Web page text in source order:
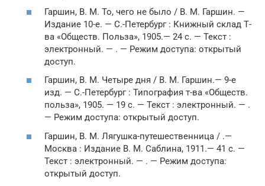
Гаршин, В. М. То, чего не было / В. М. Гаршин. —
Издание 10-е. — С.-Петербург : Книжный склад Т-
ва «Обществ. Польза», 1905.— 24 с. — Текст :
электронный. — . — Режим доступа: открытый
доступ.
Гаршин, В. М. Четыре дня / В. М. Гаршин.— 9-е
изд. — С.-Петербург : Типография т-ва «Обществ.
польза», 1905. — 19 с. — Текст : электронный. — .
— Режим доступа: открытый доступ.
Гаршин, В. М. Лягушка-путешественница / .—
Москва : Издание В. М. Саблина, 1911.— 41 с. —
Текст : электронный. — . — Режим доступа:
открытый доступ.